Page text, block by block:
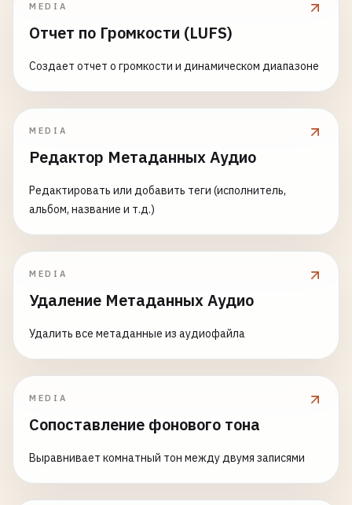
MEDIA
Отчет по Громкости (LUFS)
Создает отчет о громкости и динамическом диапазоне
MEDIA
Редактор Метаданных Аудио
Редактировать или добавить теги (исполнитель,
альбом, название и т.д.)
MEDIA
Удаление Метаданных Аудио
Удалить все метаданные из аудиофайла
MEDIA
Сопоставление фонового тона
Выравнивает комнатный тон между двумя записями